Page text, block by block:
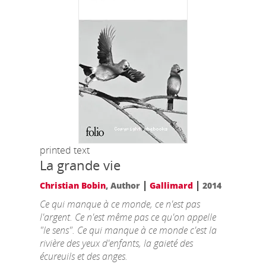
printed text
La grande vie
Christian Bobin, Author |Gallimard |2014
Ce qui manque à ce monde, ce n'est pas
l'argent. Ce n'est même pas ce qu'on appelle
"le sens". Ce qui manque à ce monde c'est la
rivière des yeux d'enfants, la gaieté des
écureuils et des anges.